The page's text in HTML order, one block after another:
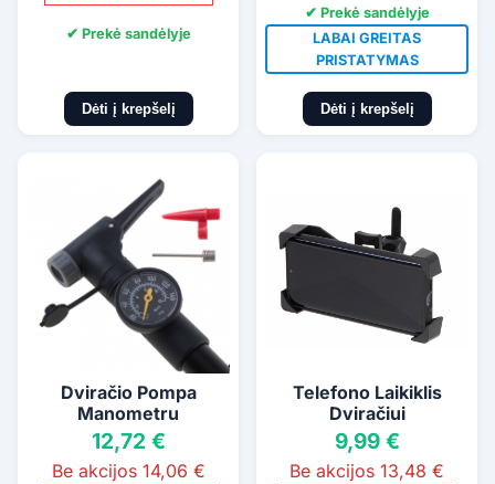
✔ Prekė sandėlyje
Dėti į krepšelį
✔ Prekė sandėlyje
LABAI GREITAS
PRISTATYMAS
Dėti į krepšelį
Dviračio Pompa
Manometru
12,72 €
Be akcijos 14,06 €
Telefono Laikiklis
Dviračiui
9,99 €
Be akcijos 13,48 €